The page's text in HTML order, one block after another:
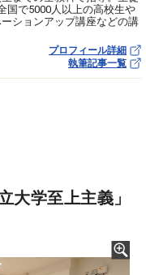
国で5000人以上の高校生や
ションアップ講座などの講
プロフィール詳細
執筆記事一覧
大学至上主義」